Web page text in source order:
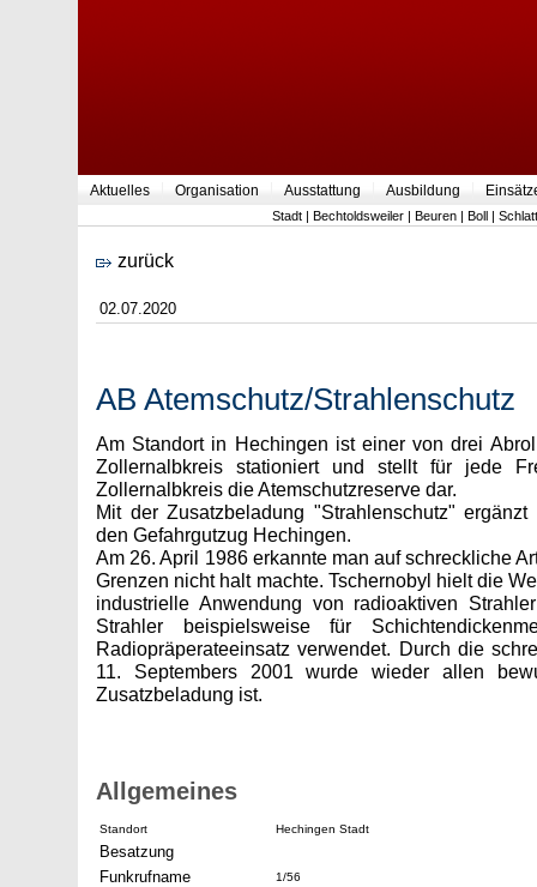
Aktuelles Organisation Ausstattung Ausbildung
Stadt | Bechtoldsweiler | Beuren | Boll | Schlatt
zurück
02.07.2020
AB Atemschutz/Strahlenschutz
Am Standort in Hechingen ist einer von drei
Zollernalbkreis stationiert und stellt für jede
Zollernalbkreis die Atemschutzreserve dar.
Mit der Zusatzbeladung "Strahlenschutz"
den Gefahrgutzug Hechingen.
Am 26. April 1986 erkannte man auf schreckliche
Grenzen nicht halt machte. Tschernobyl hielt die
industrielle Anwendung von radioaktiven
Strahler beispielsweise für
Radiopräperateeinsatz verwendet. Durch die
11. Septembers 2001 wurde wieder allen
Zusatzbeladung ist.
Allgemeines
Standort Hechingen Stadt
Besatzung
Funkrufname
1/56